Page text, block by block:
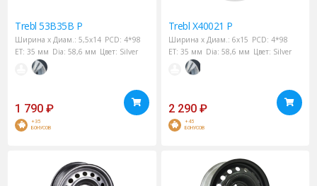
Trebl 53B35B P
Ширина х Диам.: 5,5x14 PCD: 4*98
ET: 35 мм Dia: 58,6 мм Цвет: Silver
1 790 ₽
+35
БОНУСОВ
Trebl X40021 P
Ширина х Диам.: 6x15 PCD: 4*98
ET: 35 мм Dia: 58,6 мм Цвет: Silver
2 290 ₽
+45
БОНУСОВ